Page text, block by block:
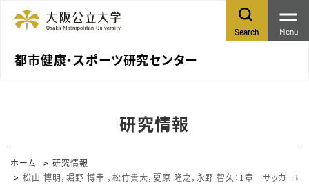
都市健康・スポーツ研究センター
Search Menu
研究情報
ホーム
研究情報
松山 博明，堀野 博幸 ，松竹貴大，夏原 隆之，永野 智久：1章 サッカーに